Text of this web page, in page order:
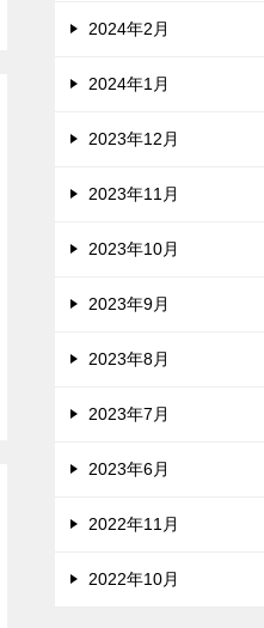
2024年2月
2024年1月
2023年12月
2023年11月
2023年10月
2023年9月
2023年8月
2023年7月
2023年6月
2022年11月
2022年10月